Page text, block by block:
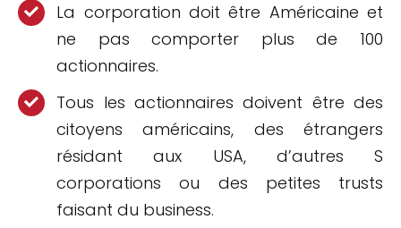
La corporation doit être Américaine et
ne pas comporter plus de 100
actionnaires.
Tous les actionnaires doivent être des
citoyens américains, des étrangers
résidant aux USA, d’autres S
corporations ou des petites trusts
faisant du business.